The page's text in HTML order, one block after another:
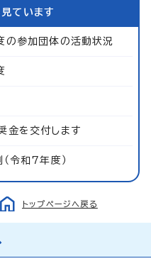
ています
の参加団体の活動状況
金を交付します
令和7年度）
トップページへ戻る